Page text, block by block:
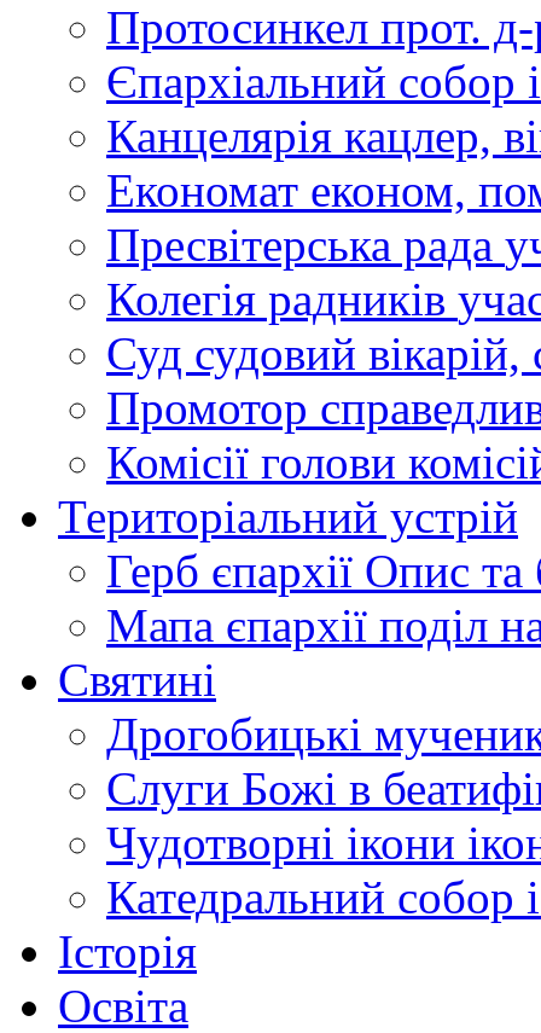
Протосинкел прот.
Єпархіальний собор
Канцелярія кацлер,
Економат економ,
Пресвітерська рада
Колегія радників
Суд судовий вікарій,
Промотор
Комісії голови
Територіальний устрій
Герб єпархії Опис та
Мапа єпархії поділ
Святині
Дрогобицькі
Слуги Божі в
Чудотворні ікони
Катедральний собор
Історія
Освіта